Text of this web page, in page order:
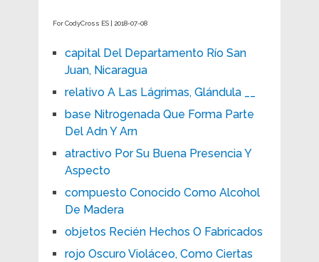
For CodyCross ES | 2018-07-08
capital Del Departamento Río San
Juan, Nicaragua
relativo A Las Lágrimas, Glándula __
base Nitrogenada Que Forma Parte
Del Adn Y Arn
atractivo Por Su Buena Presencia Y
Aspecto
compuesto Conocido Como Alcohol
De Madera
objetos Recién Hechos O Fabricados
rojo Oscuro Violáceo, Como Ciertas